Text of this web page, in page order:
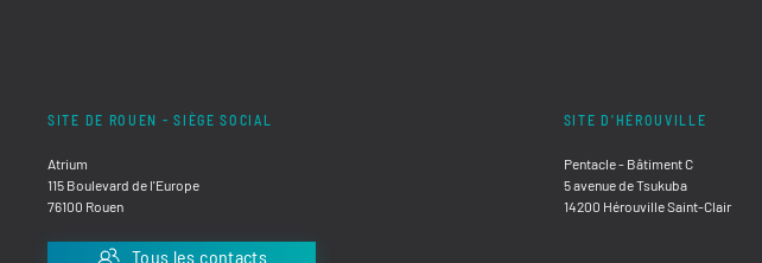
SITE DE ROUEN - SIÈGE SOCIAL
Atrium
115 Boulevard de l'Europe
76100 Rouen
Tous les contacts
SITE D'HÉROUVILLE
Pentacle - Bâtiment C
5 avenue de Tsukuba
14200 Hérouville Saint-Clair